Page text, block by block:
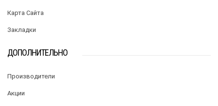
Карта Сайта
Закладки
ДОПОЛНИТЕЛЬНО
Производители
Акции